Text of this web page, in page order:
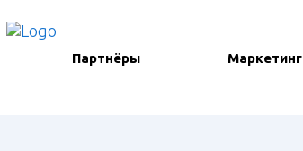
Партнёры Маркетинг